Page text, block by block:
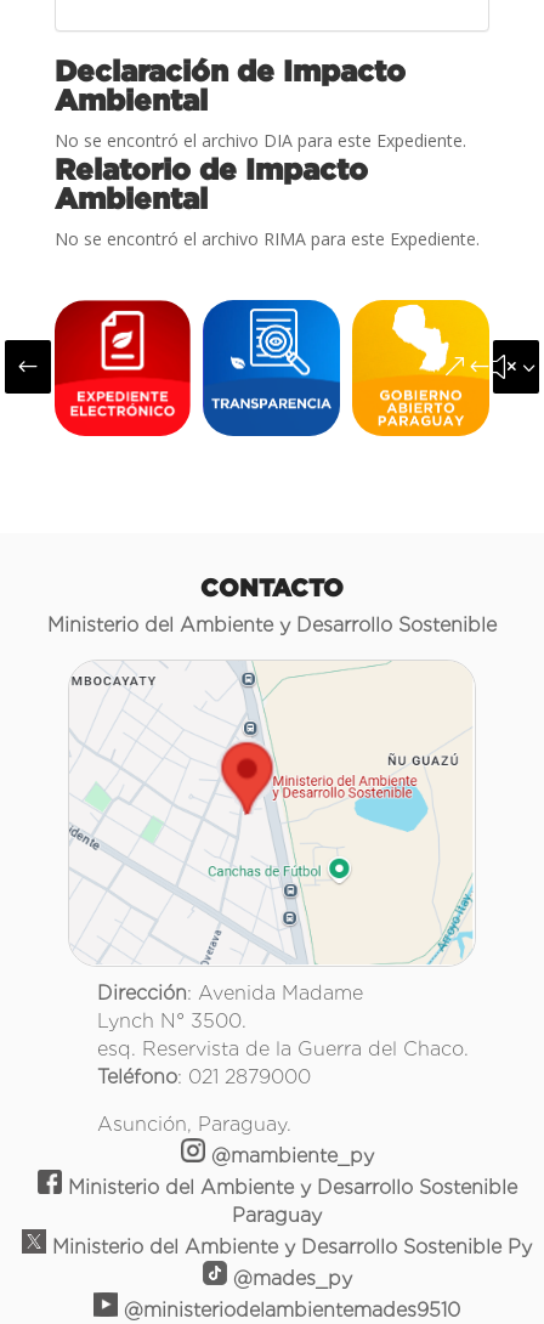
Declaración de Impacto
Ambiental
No se encontró el archivo DIA para este Expediente.
Relatorio de Impacto
Ambiental
No se encontró el archivo RIMA para este Expediente.
#
CONTACTO
Ministerio del Ambiente y Desarrollo Sostenible
Dirección: Avenida Madame
Lynch N° 3500.
esq. Reservista de la Guerra del Chaco.
Teléfono: 021 2879000
Asunción, Paraguay.
@mambiente_py
Ministerio del Ambiente y Desarrollo Sostenible
Paraguay
Ministerio del Ambiente y Desarrollo Sostenible Py
@mades_py
@ministeriodelambientemades9510